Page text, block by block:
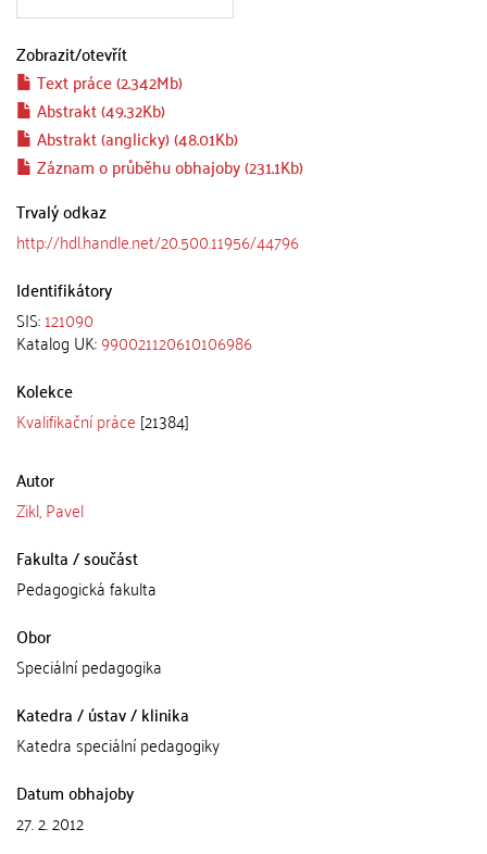
Zobrazit/otevřít
Text práce (2.342Mb)
Abstrakt (49.32Kb)
Abstrakt (anglicky) (48.01Kb)
Záznam o průběhu obhajoby (231.1Kb)
Trvalý odkaz
http://hdl.handle.net/20.500.11956/44796
Identifikátory
SIS:121090
Katalog UK:990021120610106986
Kolekce
Kvalifikační práce [21384]
Autor
Zikl, Pavel
Fakulta / součást
Pedagogická fakulta
Obor
Speciální pedagogika
Katedra / ústav / klinika
Katedra speciální pedagogiky
Datum obhajoby
27. 2. 2012